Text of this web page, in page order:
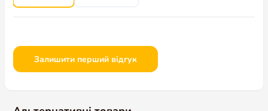
AmigoBONUS
AmigoVIP CLUB